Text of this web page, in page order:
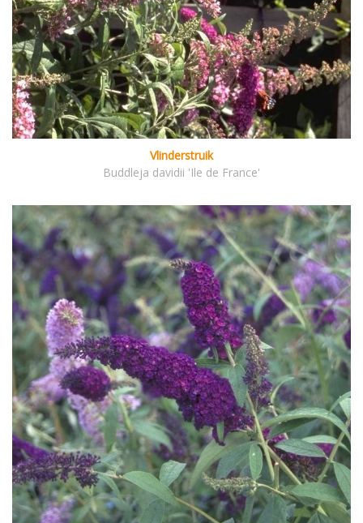
Vlinderstruik
Buddleja davidii 'Ile de France'